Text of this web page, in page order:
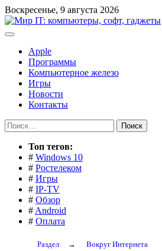
Перейти
к
содержимому
Воскресенье, 9 августа 2026
Apple
Программы
Компьютерное железо
Игры
Новости
Контакты
Найти:
Toп тегов:
# Windows 10
# Ростелеком
# Игры
# IP-TV
# Обзор
# Android
# Оплата
Раздел → Вокруг Интернета